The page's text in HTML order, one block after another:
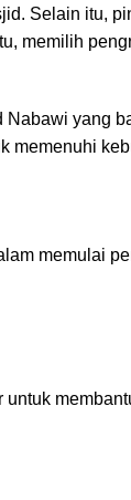
Selain itu,
memilih
Nabawi yang
memenuhi
memulai